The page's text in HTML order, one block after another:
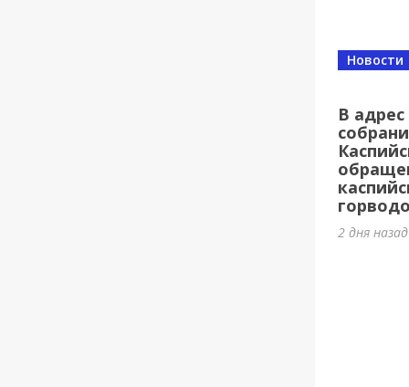
В
Новости
2 дня